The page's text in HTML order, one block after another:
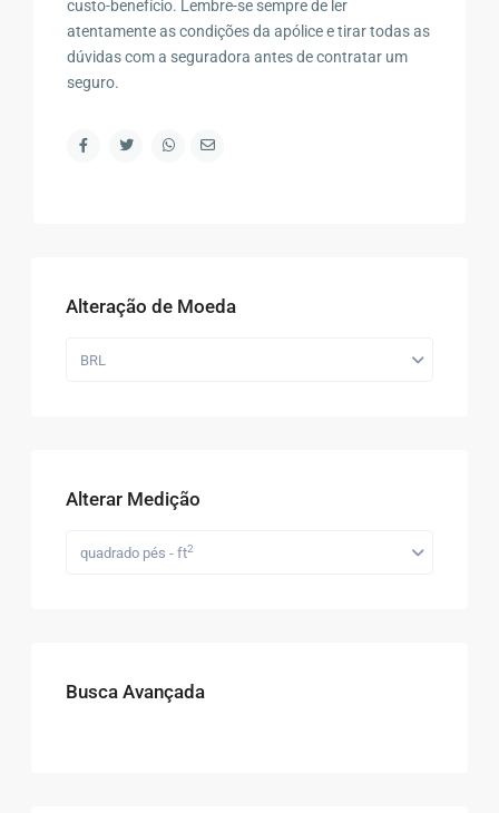
custo-benefício. Lembre-se sempre de ler
atentamente as condições da apólice e tirar todas as
dúvidas com a seguradora antes de contratar um
seguro.
Alteração de Moeda
BRL
Alterar Medição
quadrado pés - ft2
Busca Avançada